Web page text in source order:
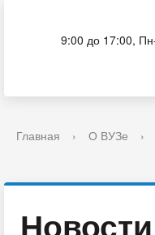
9:00 до 17:00,
Главная › О ВУЗе ›
Новости